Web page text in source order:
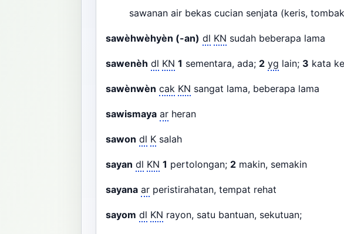
sawanan air bekas cucian senjata (keris,
sawèhwèhyèn (-an) dl KN sudah beberapa lama
sawenèh dl KN 1 sementara, ada; 2 yg lain; 3 kata
sawènwèn cak KN sangat lama, beberapa lama
sawismaya ar heran
sawon dl K salah
sayan dl KN 1 pertolongan; 2 makin, semakin
sayana ar peristirahatan, tempat rehat
sayom dl KN rayon, satu bantuan, sekutuan;